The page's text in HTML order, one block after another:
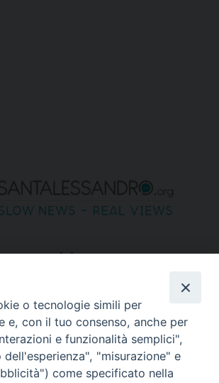
seguici su
o tecnologie simili per
e, con il tuo consenso, anche per
e funzionalità semplici",
"misurazione" e
come specificato nella